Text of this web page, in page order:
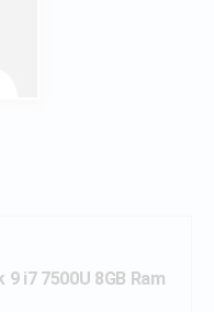
i7 7500U 8GB Ram